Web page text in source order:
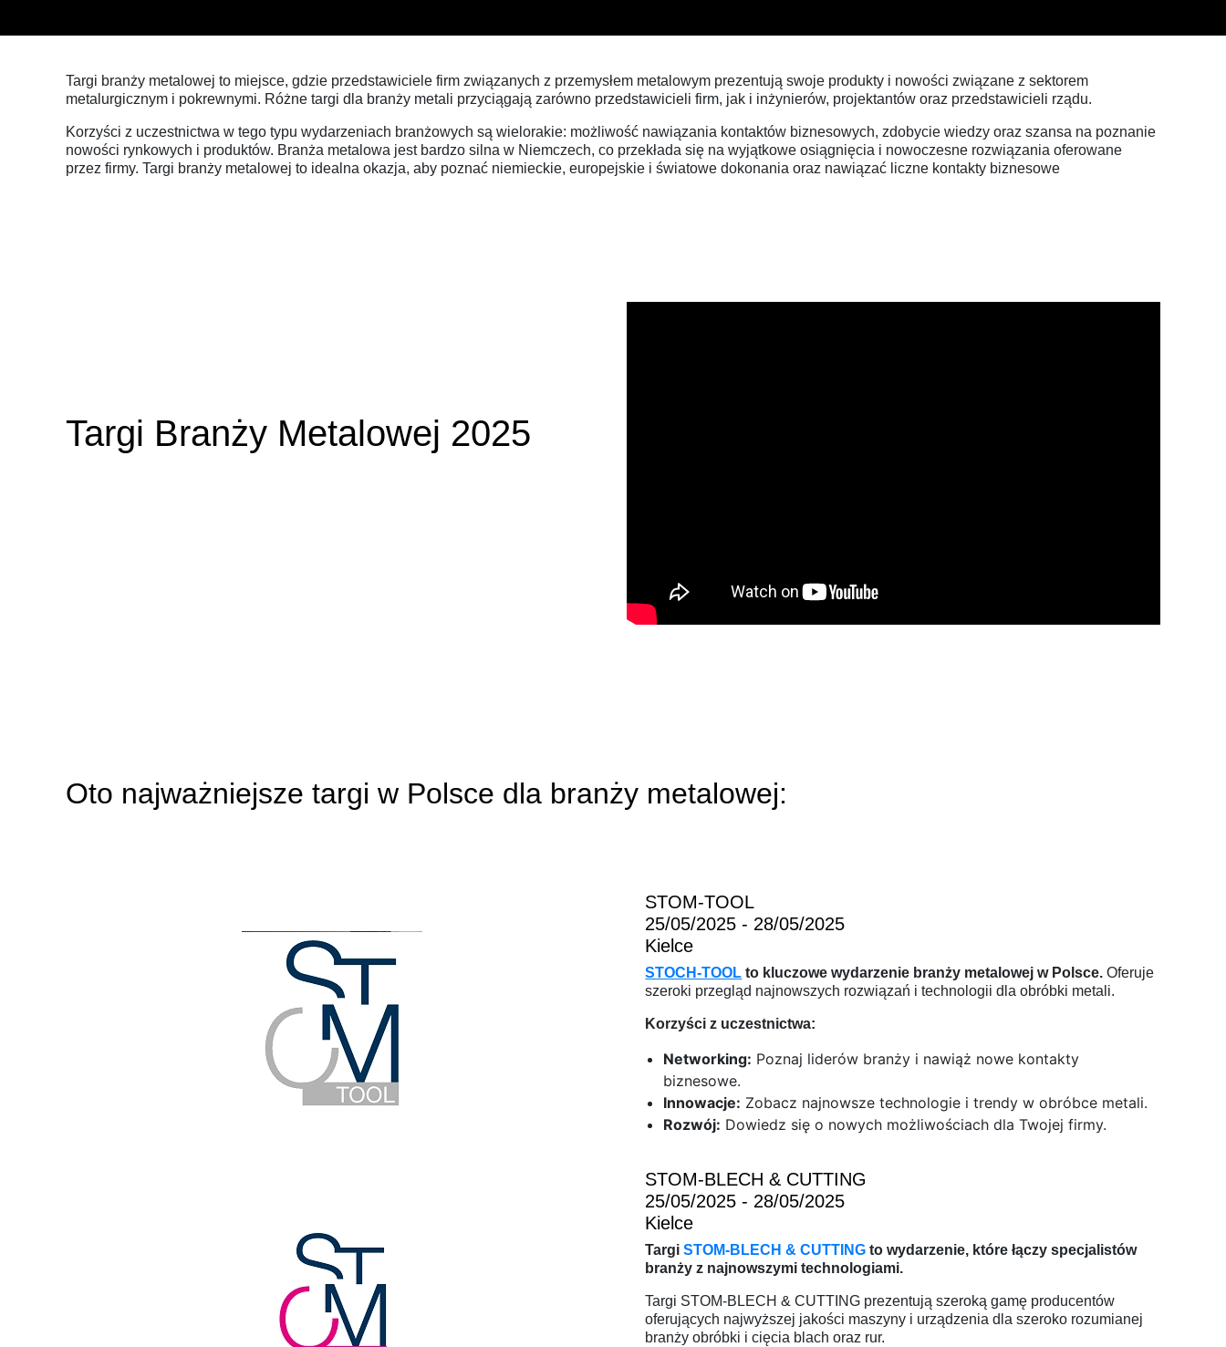
Targi branży metalowej to miejsce, gdzie przedstawiciele firm związanych z przemysłem metalowym prezentują swoje produkty i nowości związane z sektorem
metalurgicznym i pokrewnymi. Różne targi dla branży metali przyciągają zarówno przedstawicieli firm, jak i inżynierów, projektantów oraz przedstawicieli rządu.
Korzyści z uczestnictwa w tego typu wydarzeniach branżowych są wielorakie: możliwość nawiązania kontaktów biznesowych, zdobycie wiedzy oraz szansa na poznanie
nowości rynkowych i produktów. Branża metalowa jest bardzo silna w Niemczech, co przekłada się na wyjątkowe osiągnięcia i nowoczesne rozwiązania oferowane
przez firmy. Targi branży metalowej to idealna okazja, aby poznać niemieckie, europejskie i światowe dokonania oraz nawiązać liczne kontakty biznesowe
Targi Branży Metalowej 2025
Oto najważniejsze targi w Polsce dla branży metalowej:
STOM-TOOL
25/05/2025 - 28/05/2025
Kielce
STOCH-TOOL to kluczowe wydarzenie branży metalowej w Polsce. Oferuje
szeroki przegląd najnowszych rozwiązań i technologii dla obróbki metali.
Korzyści z uczestnictwa:
Networking: Poznaj liderów branży i nawiąż nowe kontakty
biznesowe.
Innowacje: Zobacz najnowsze technologie i trendy w obróbce metali.
Rozwój: Dowiedz się o nowych możliwościach dla Twojej firmy.
STOM-BLECH & CUTTING
25/05/2025 - 28/05/2025
Kielce
TargiSTOM-BLECH & CUTTING to wydarzenie, które łączy specjalistów
branży z najnowszymi technologiami.
Targi STOM-BLECH & CUTTING prezentują szeroką gamę producentów
oferujących najwyższej jakości maszyny i urządzenia dla szeroko rozumianej
branży obróbki i cięcia blach oraz rur.